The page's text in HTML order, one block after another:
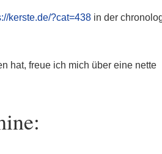
kerste.de/?cat=438in der
hat, freue ich mich über eine nette